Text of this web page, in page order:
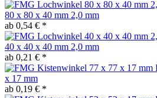
80 x 80 x 40 mm 2,0 mm
ab 0,54 € *
40 x 40 x 40 mm 2,0 mm
ab 0,21 € *
x 17 mm
ab 0,19 € *